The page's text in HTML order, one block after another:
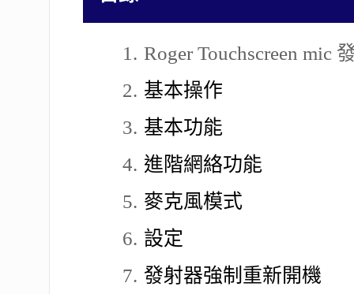
Roger Touchscreen mic
基本操作
基本功能
進階網絡功能
麥克風模式
設定
發射器強制重新開機